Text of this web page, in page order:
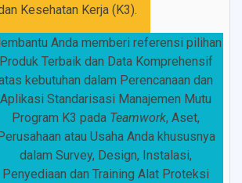
Kesehatan Kerja (K3).
Anda memberi referensi pilihan
Produk Terbaik dan Data Komprehensif
kebutuhan dalam Perencanaan dan
Aplikasi Standarisasi Manajemen Mutu
Program K3 pada Teamwork, Aset,
Perusahaan atau Usaha Anda khususnya
dalam Survey, Design, Instalasi,
Penyediaan dan Training Alat Proteksi